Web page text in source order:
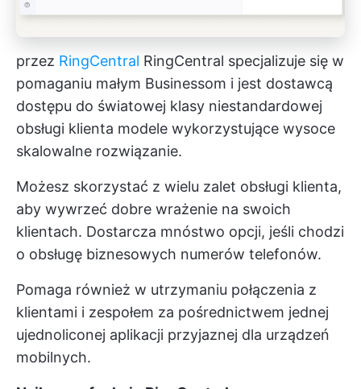
przez RingCentral RingCentral specjalizuje się w
pomaganiu małym Businessom i jest dostawcą
dostępu do światowej klasy niestandardowej
obsługi klienta modele wykorzystujące wysoce
skalowalne rozwiązanie.
Możesz skorzystać z wielu zalet obsługi klienta,
aby wywrzeć dobre wrażenie na swoich
klientach. Dostarcza mnóstwo opcji, jeśli chodzi
o obsługę biznesowych numerów telefonów.
Pomaga również w utrzymaniu połączenia z
klientami i zespołem za pośrednictwem jednej
ujednoliconej aplikacji przyjaznej dla urządzeń
mobilnych.